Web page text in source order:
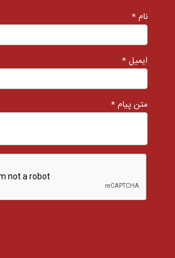
نام *
ایمیل *
متن پیام *